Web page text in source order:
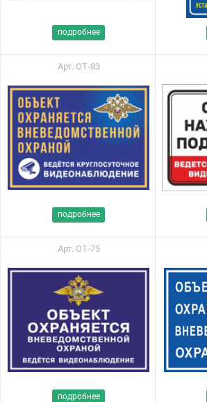
подробнее
Арт. ОТ-83
подробнее
Арт. ОТ-75
подробнее